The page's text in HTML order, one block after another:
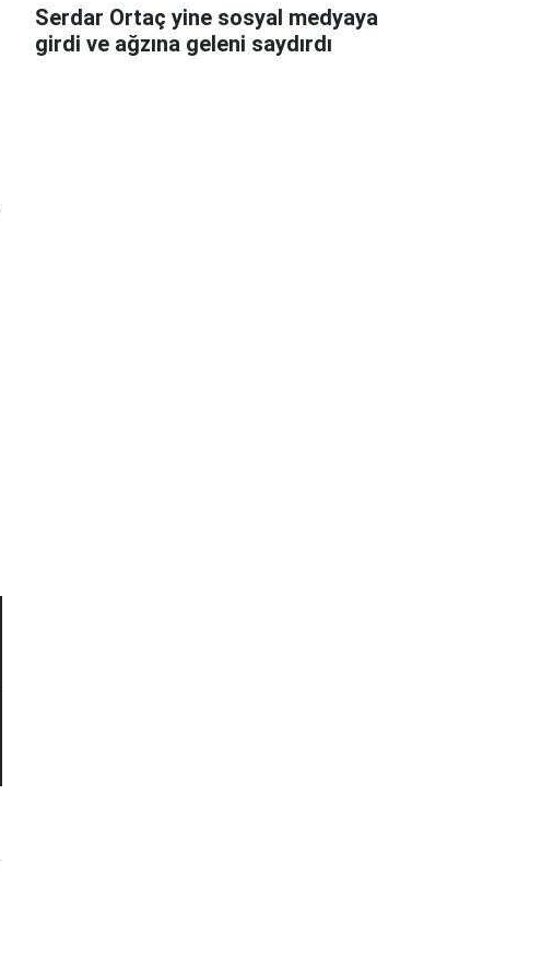
Serdar Ortaç yine sosyal medyaya
girdi ve ağzına geleni saydırdı